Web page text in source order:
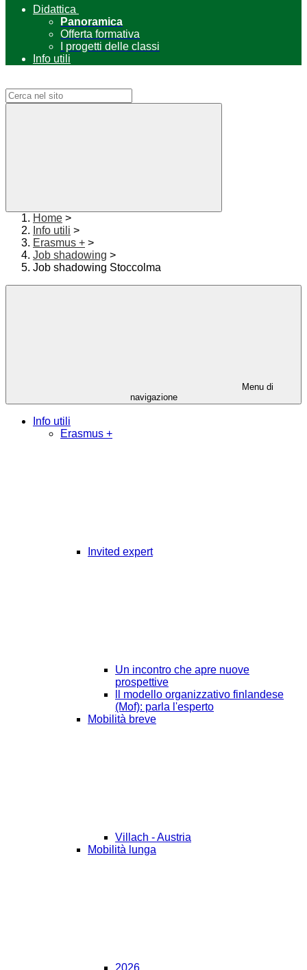
Didattica
Panoramica
Offerta formativa
I progetti delle classi
Info utili
Home >
Info utili >
Erasmus + >
Job shadowing >
Job shadowing Stoccolma
Menu di
navigazione
Info utili
Erasmus +
Invited expert
Un incontro che apre nuove
prospettive
ll modello organizzativo finlandese
(Mof): parla l'esperto
Mobilità breve
Villach - Austria
Mobilità lunga